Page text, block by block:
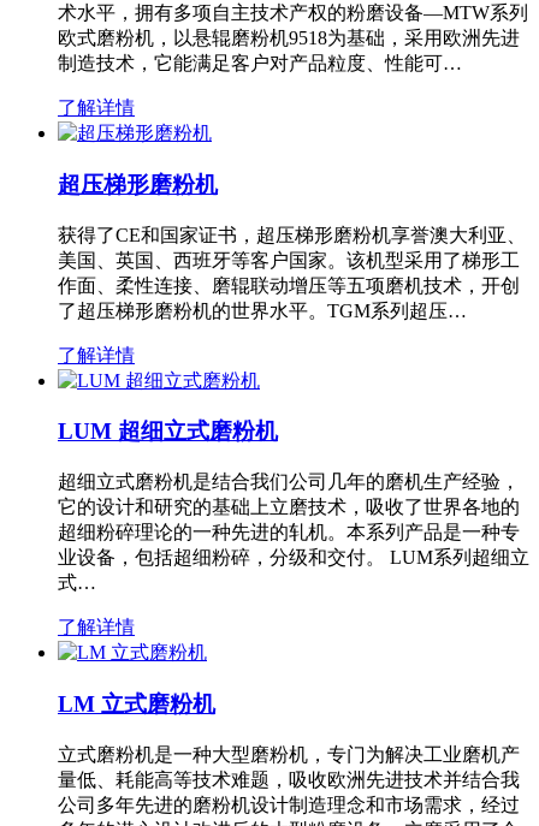
术水平，拥有多项自主技术产权的粉磨设备—MTW系列
欧式磨粉机，以悬辊磨粉机9518为基础，采用欧洲先进
制造技术，它能满足客户对产品粒度、性能可…
了解详情
超压梯形磨粉机
获得了CE和国家证书，超压梯形磨粉机享誉澳大利亚、
美国、英国、西班牙等客户国家。该机型采用了梯形工
作面、柔性连接、磨辊联动增压等五项磨机技术，开创
了超压梯形磨粉机的世界水平。TGM系列超压…
了解详情
LUM 超细立式磨粉机
超细立式磨粉机是结合我们公司几年的磨机生产经验，
它的设计和研究的基础上立磨技术，吸收了世界各地的
超细粉碎理论的一种先进的轧机。本系列产品是一种专
业设备，包括超细粉碎，分级和交付。 LUM系列超细立
式…
了解详情
LM 立式磨粉机
立式磨粉机是一种大型磨粉机，专门为解决工业磨机产
量低、耗能高等技术难题，吸收欧洲先进技术并结合我
公司多年先进的磨粉机设计制造理念和市场需求，经过